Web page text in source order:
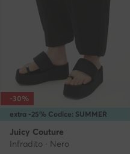
extra -25% Codice: SUMMER
-30%
Juicy Couture
Infradito · Nero